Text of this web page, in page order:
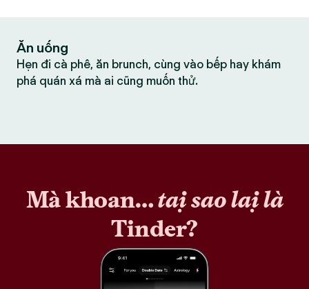
Ăn uống
Hẹn đi cà phê, ăn brunch, cùng vào bếp hay khám
phá quán xá mà ai cũng muốn thử.
Mà khoan…tại sao lại là
Tinder?